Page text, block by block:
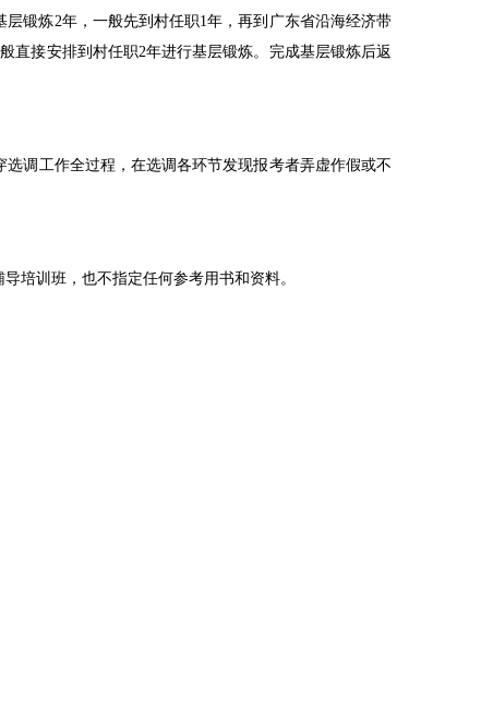
层锻炼2年，一般先到村任职1年，再到广东省沿海经济带
直接安排到村任职2年进行基层锻炼。完成基层锻炼后返
调工作全过程，在选调各环节发现报考者弄虚作假或不
训班，也不指定任何参考用书和资料。